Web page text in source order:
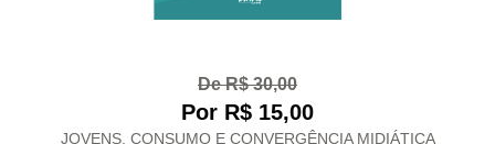
De R$ 30,00
Por R$ 15,00
JOVENS, CONSUMO E CONVERGÊNCIA MIDIÁTICA